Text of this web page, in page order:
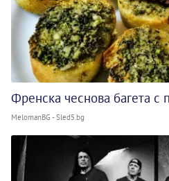
Френска чеснова багета с
MelomanBG - Sled5.bg